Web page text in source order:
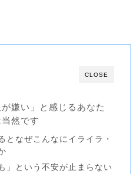
CLOSE
が嫌い」と感じるあなた
然です
となぜこんなにイライラ・
」という不安が止まらない